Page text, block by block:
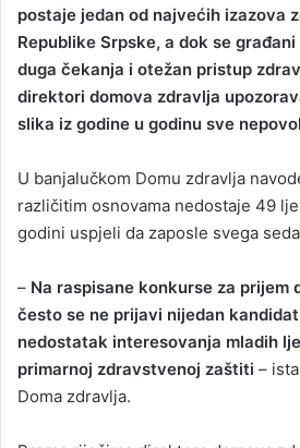
postaje jedan od najvećih izazova
Republike Srpske, a dok se
duga čekanja i otežan pristup
direktori domova zdravlja
slika iz godine u godinu sve
U banjalučkom Domu zdravlja
različitim osnovama nedostaje 49
godini uspjeli da zaposle svega
– Na raspisane konkurse za prijem
često se ne prijavi nijedan
nedostatak interesovanja mladih
primarnoj zdravstvenoj zaštiti –
Doma zdravlja.